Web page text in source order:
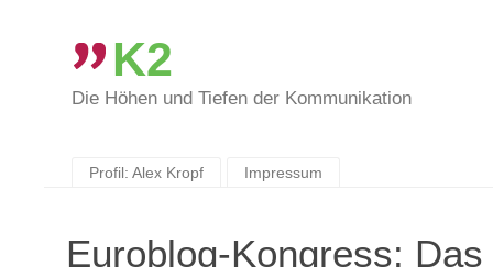
K2
Die Höhen und Tiefen der Kommunikation
Profil: Alex Kropf
Impressum
Euroblog-Kongress: